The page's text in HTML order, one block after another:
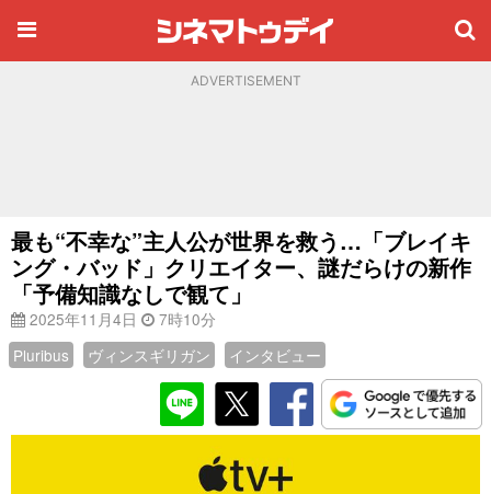
ADVERTISEMENT
最も“不幸な”主人公が世界を救う…「ブレイキ
ング・バッド」クリエイター、謎だらけの新作
「予備知識なしで観て」
2025年11月4日
7時10分
Pluribus
ヴィンスギリガン インタビュー